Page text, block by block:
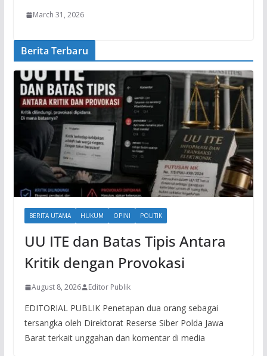
March 31, 2026
Berita Terbaru
BERITA UTAMA HUKUM OPINI POLITIK
UU ITE dan Batas Tipis Antara
Kritik dengan Provokasi
August 8, 2026 Editor Publik
EDITORIAL PUBLIK Penetapan dua orang sebagai
tersangka oleh Direktorat Reserse Siber Polda Jawa
Barat terkait unggahan dan komentar di media